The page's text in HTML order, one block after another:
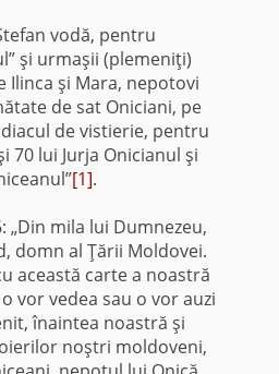
vodă, pentru
şi urmaşii (plemeniţi)
Ilinca şi Mara, nepotovi
de sat Oniciani, pe
de vistierie, pentru
70 lui Jurja Onicianul şi
[1].
„Din mila lui Dumnezeu,
domn al Ţării Moldovei.
această carte a noastră
vor vedea sau o vor auzi
înaintea noastră şi
noştri moldoveni,